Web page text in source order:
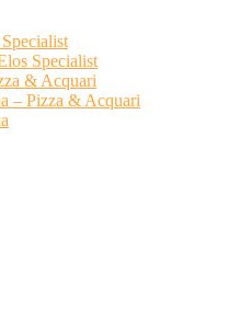
Specialist
& Acquari
– Pizza & Acquari